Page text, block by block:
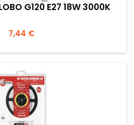
G120 E27 18W 3000K
Prezzo
7,44 €